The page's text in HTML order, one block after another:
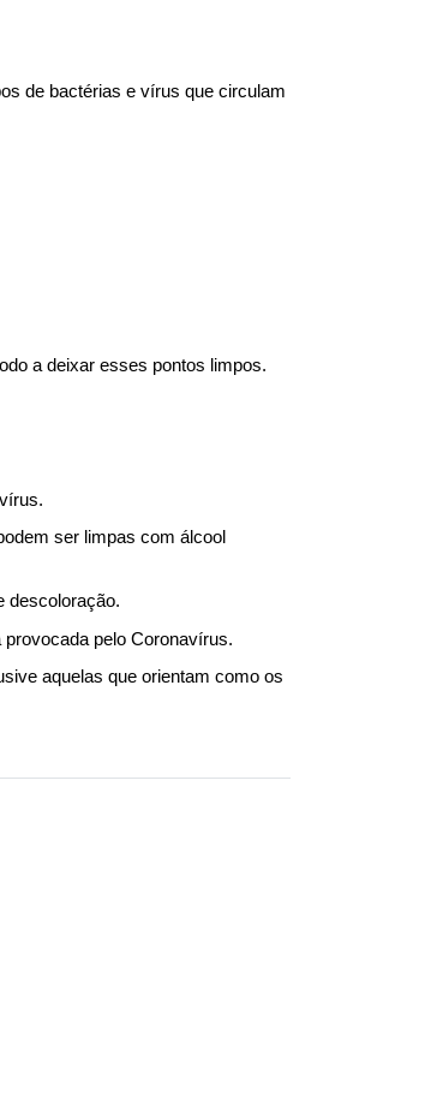
de bactérias e vírus que circulam
a deixar esses pontos limpos.
ser limpas com álcool
descoloração.
pelo Coronavírus.
aquelas que orientam como os